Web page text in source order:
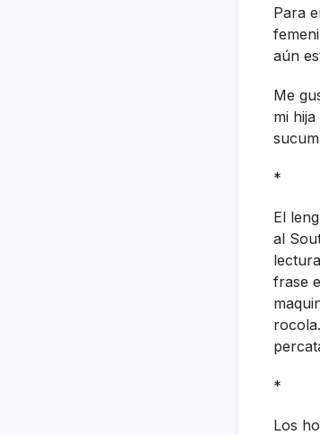
Para
aún
Me
mi
*
El
al
frase
*
Los